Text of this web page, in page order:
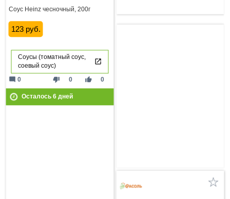
Соус Heinz чесночный, 200г
123 руб.
Соусы (томатный соус,
соевый соус)
thumb_down 0 thumb_up 0
mode_comment 0
Осталось 6дней